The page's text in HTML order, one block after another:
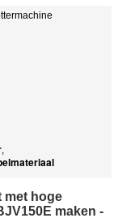
,
met hoge
maken -